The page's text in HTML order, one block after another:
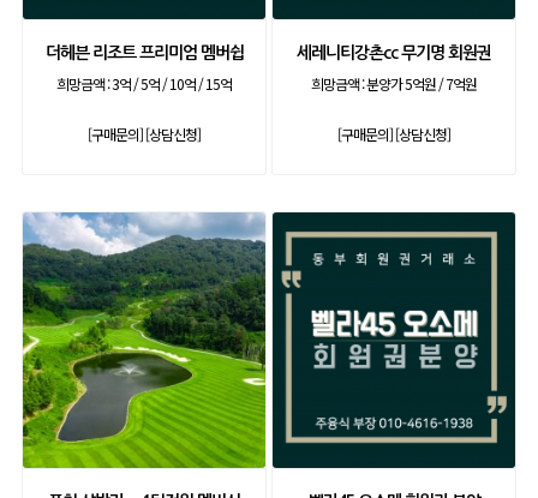
더헤븐 리조트 프리미엄 멤버쉽
희망금액 :3억 / 5억 / 10억 / 15억
[구매문의][상담신청]
세레니티강촌cc 무기명 회원권
희망금액 :분양가 5억원 / 7억원
[구매문의][상담신청]